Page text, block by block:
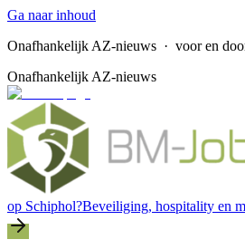
Ga naar inhoud
Onafhankelijk AZ-nieuws · voor en
Onafhankelijk AZ-nieuws
op Schiphol?Beveiliging, hospitality en